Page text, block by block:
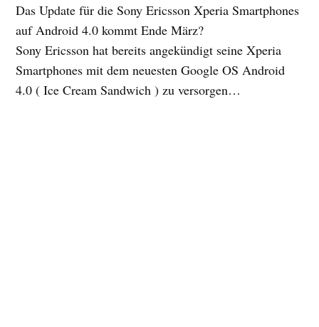
Das Update für die Sony Ericsson Xperia Smartphones
auf Android 4.0 kommt Ende März?
Sony Ericsson hat bereits angekündigt seine Xperia
Smartphones mit dem neuesten Google OS Android
4.0 ( Ice Cream Sandwich ) zu versorgen…